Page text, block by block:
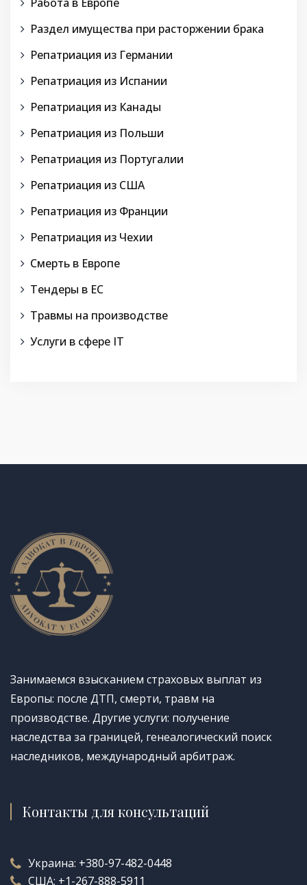
Раздел имущества при расторжении брака
Репатриация из Германии
Репатриация из Испании
Репатриация из Канады
Репатриация из Польши
Репатриация из Португалии
Репатриация из США
Репатриация из Франции
Репатриация из Чехии
Смерть в Европе
Тендеры в ЕС
Травмы на производстве
Услуги в сфере IT
Занимаемся взысканием страховых выплат из
Европы: после ДТП, смерти, травм на
производстве. Другие услуги: получение
наследства за границей, генеалогический поиск
наследников, международный арбитраж.
Контакты для консультаций
Украина: +380-97-482-0448
США: +1-267-888-5911